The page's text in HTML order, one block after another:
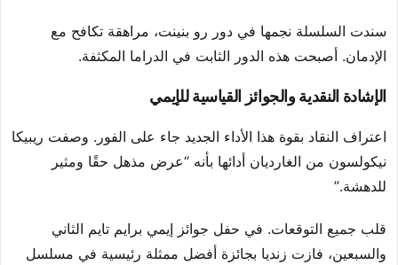
سندت السلسلة نجمها في دور رو بنينت، مراهقة تكافح مع
الإدمان. أصبحت هذه الدور الثابت في الدراما المكثفة.
الإشادة النقدية والجوائز القياسية للإيمي
اعتراف النقاد بقوة هذا الأداء الجديد جاء على الفور. وصفت ريبيكا
نيكولسون من الغارديان أدائها بأنه “عرض مذهل حقًا ومثير
للدهشة.”
قلب جميع التوقعات. في حفل جوائز إيمي برايم تايم الثاني
والسبعين، فازت زنديا بجائزة أفضل ممثلة رئيسية في مسلسل